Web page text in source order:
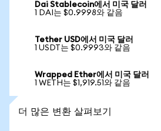
Dai Stablecoin에서 미국 달러
1 DAI는 $0.9998와 같음
Tether USD에서 미국 달러
1 USDT는 $0.9993와 같음
Wrapped Ether에서 미국 달러
1 WETH는 $1,919.51와 같음
더 많은 변환 살펴보기